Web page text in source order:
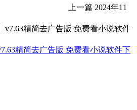
上一篇 2024年11
精简去广告版 免费看小说软件下